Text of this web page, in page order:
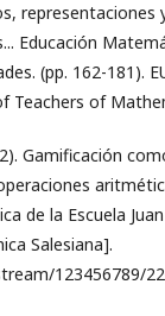
representaciones
Educación
(pp. 162-181).
Teachers of
Gamificación
de la Escuela
Salesiana].
123456789/